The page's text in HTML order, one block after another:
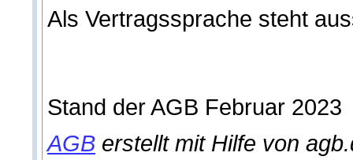
Als Vertragssprache steht
Stand der AGB Februar 2023
AGB erstellt mit Hilfe von